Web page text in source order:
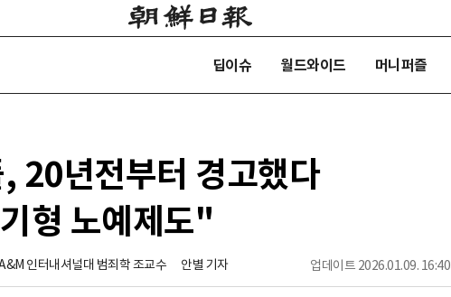
딥이슈 월드와이드 머니퍼즐
20년전부터 경고했다
형 노예제도"
인터내셔널대 범죄학 조교수 안별 기자 업데이트 2026.01.09. 16:40